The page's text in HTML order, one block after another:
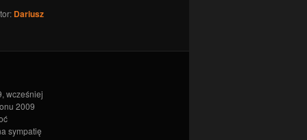
Dariusz
wcześniej
2009
sympatię